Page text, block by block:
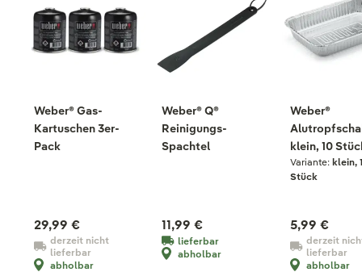
Weber® Gas-
Kartuschen 3er-
Pack
29,99 €
derzeit nicht
lieferbar
abholbar
Weber® Q®
Reinigungs-
Spachtel
11,99 €
lieferbar
abholbar
Weber®
klein, 10
Variante: klein,
Stück
5,99 €
derzeit
lieferbar
abholbar